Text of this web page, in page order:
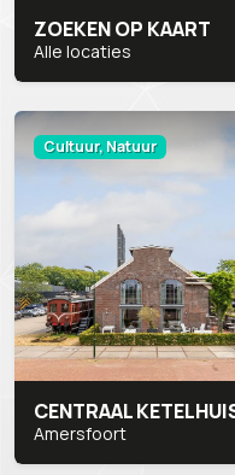
ZOEKEN OP KAART
Alle locaties
Cultuur, Natuur
CENTRAAL
Amersfoort